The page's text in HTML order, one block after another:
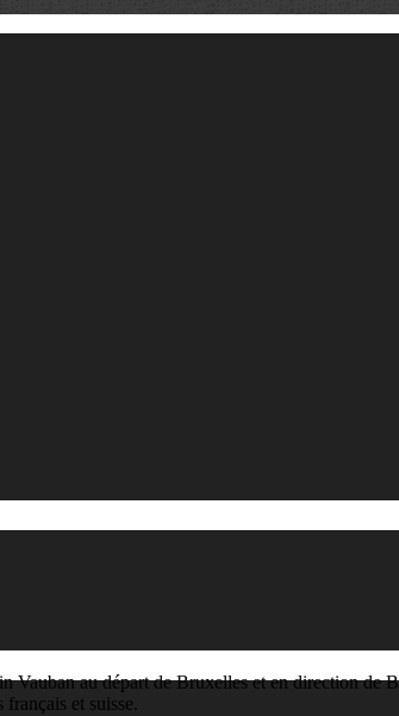
Vauban au départ de Bruxelles et en direction de
et suisse.